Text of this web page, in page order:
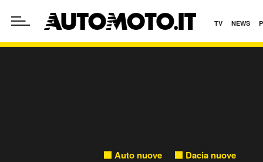
TV NEWS
Auto nuove Dacia nuove